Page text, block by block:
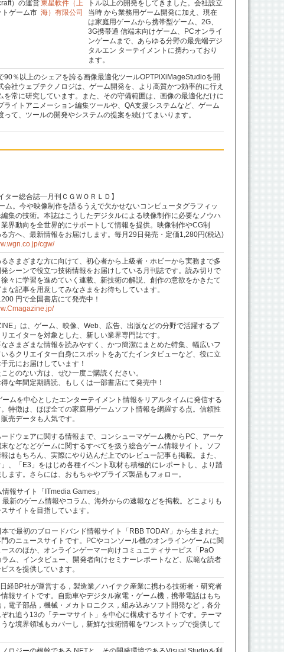
）の運営
トゲーム市
東星軟件（上
海）有限公司
トル以上の開発をしてきました。会社設立
当時 から業務用ゲーム開発に加え、現在
は家庭用ゲームから携帯型ゲーム、2G、
3G携帯通 信端末向けゲーム、PCオンライ
ンゲームまで、あらゆる分野の最先端デジ
タルエン ターテイメントに携わっており
ます。
90％以上のシェアを誇る画像最適化ツールOPTPiXiMageStudioを開
会社ウェブテクノロジは、ゲーム開発を、より高質かつ効率的に行え
を常に研究しています。また、その守備範囲は、画像の最適化だけに
ライトアニメーション編集ツールや、QA支援システムなど、ゲーム
って、ツールの開発やシステムの提案を続けてまいります。
ター総合誌—月刊ＣＧＷＯＲＬＤ】
ム。今や映像制作を語るうえで欠かせないコンピュータグラフィッ
集の技術。本誌はこうしたデジタルによる映像制作に必要なノウハ
界動向を全世界的にサポートして情報を提供。映像制作やCG制
方へ、最新情報をお届けします。毎月29日発売・定価1,280円(税込)
cgw/
さまざまな方に向けて、初心者から上級者・ホビーから実務まで多
シーンで役立つ技術情報をお届けしている月刊誌です。読み切りで
々に学習を進めていく連載、新技術の解説、創作の意欲をかきたて
な記事を用意してみなさまをお待ちしています。
円で全国書店にて発売中！
」は、ゲーム、映像、Web、広告、出版などの分野で活躍するプ
エイターを対象とした、新しい業界専門誌です。
さまざまな情報を読みやすく、かつ簡潔にまとめた特集、幅広いフ
るクリエイター自身にスポットをあてたインタビューなど、役に立
元にお届けしています！
とのない方は、ぜひ一度ご購読ください。
な年間定期購読、もしくは一部書店にて発売中！
ームを中心としたエンターテイメント情報をリアルタイムに発信する
特徴は、ほぼ全ての家庭用ゲームソフト情報を網羅する点。信頼性
売データも人気です。
ドウェアに関する情報まで、コンシューマゲーム機からPC、アーケ
などなどゲームに関するすべてを扱う総合ゲーム情報サイト。ソフ
はもちろん、実際にやり込んだ上でのレビュー記事も掲載。また、
」、「E3」をはじめ各種イベント取材も積極的にレポートし、より踏
ます。さらには、おもちゃやプライズ製品もフォロー。
報サイト「ITmedia Games」
最新のゲーム情報やコラム、海外からの速報などを掲載。どこよりも
サイトを目指しています。
で最初のブロードバンド情報サイト「RBB TODAY」から生まれた
のニュースサイトです。PCやコンソール機のオンラインゲームに関
スのほか、オンラインゲーマー向けコミュニティサービス「PaO
ム、インタビュー、開発者向けセミナーレポートなど、広範な読者
スを提供しています。
日経BP社が運営する，製造業／ハイテク産業に携わる技術者・研究者
報サイトです。自動車やデジタル家電・ゲーム機，携帯電話はもち
電子部品，機械・メカトロニクス，組み込みソフト開発など，各分
れ追う13の「テーマサイト」を中心に構成するサイトです。テーマ
な境界領域もカバーし，新鮮な技術情報をワンストップで提供して